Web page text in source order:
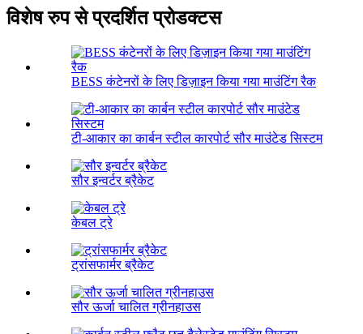
विशेष रुप से प्रदर्शित प्रोडक्टस
BESS कंटेनरों के लिए डिज़ाइन किया गया माउंटिंग रैक
टी-आकार का कार्बन स्टील कारपोर्ट सौर माउंटेड सिस्टम
सौर इन्वर्टर ब्रैकेट
केबल ट्रे
ट्रांसफार्मर ब्रैकेट
सौर ऊर्जा चालित ग्रीनहाउस